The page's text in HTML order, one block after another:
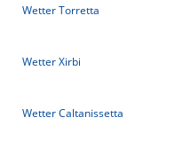
Wetter Torretta
Wetter Xirbi
Wetter Caltanissetta